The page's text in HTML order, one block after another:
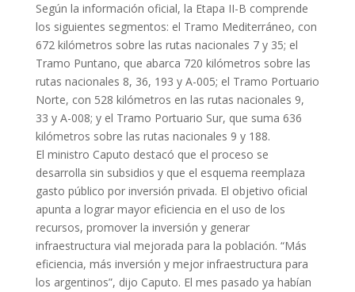
Según la información oficial, la Etapa II-B comprende
los siguientes segmentos: el Tramo Mediterráneo, con
672 kilómetros sobre las rutas nacionales 7 y 35; el
Tramo Puntano, que abarca 720 kilómetros sobre las
rutas nacionales 8, 36, 193 y A-005; el Tramo Portuario
Norte, con 528 kilómetros en las rutas nacionales 9,
33 y A-008; y el Tramo Portuario Sur, que suma 636
kilómetros sobre las rutas nacionales 9 y 188.
El ministro Caputo destacó que el proceso se
desarrolla sin subsidios y que el esquema reemplaza
gasto público por inversión privada. El objetivo oficial
apunta a lograr mayor eficiencia en el uso de los
recursos, promover la inversión y generar
infraestructura vial mejorada para la población. “Más
eficiencia, más inversión y mejor infraestructura para
los argentinos”, dijo Caputo. El mes pasado ya habían